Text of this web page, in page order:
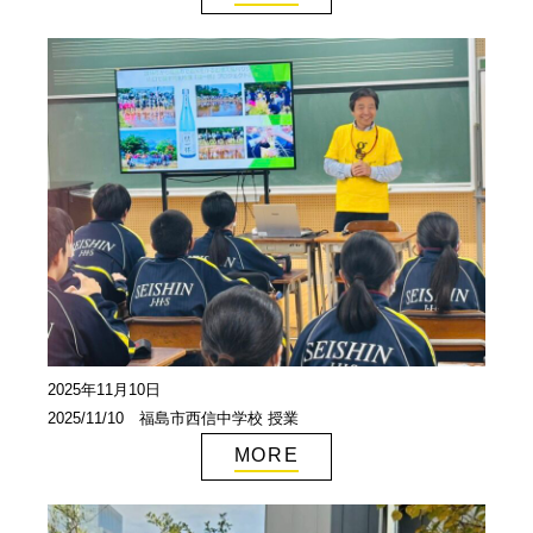
2025年11月10日
2025/11/10 福島市西信中学校 授業
MORE